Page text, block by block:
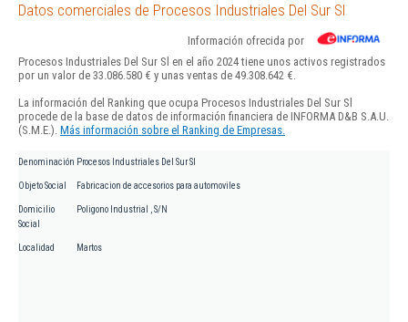
Datos comerciales de Procesos Industriales Del Sur Sl
Información ofrecida por
Procesos Industriales Del Sur Sl en el año 2024 tiene unos activos registrados
por un valor de 33.086.580 € y unas ventas de 49.308.642 €.
La información del Ranking que ocupa Procesos Industriales Del Sur Sl
procede de la base de datos de información financiera de INFORMA D&B S.A.U.
(S.M.E.). Más información sobre el Ranking de Empresas.
Denominación Procesos Industriales Del Sur Sl
Objeto Social Fabricacion de accesorios para automoviles
Domicilio
Social
Poligono Industrial , S/N
Localidad Martos